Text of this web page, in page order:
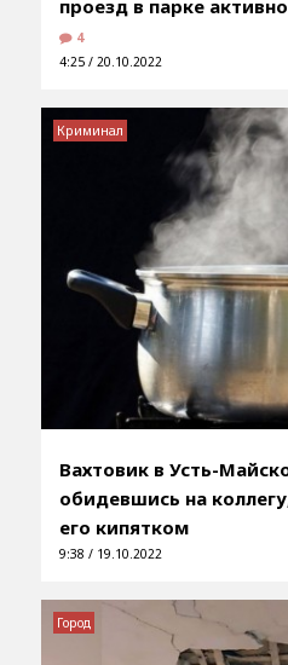
проезд в парке
4
4:25 / 20.10.2022
Вахтовик в Усть-
обидевшись на
его кипятком
9:38 / 19.10.2022
Криминал
Город